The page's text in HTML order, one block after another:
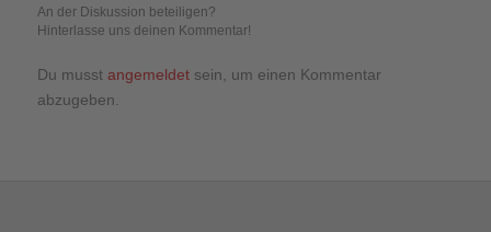
An der Diskussion beteiligen?
Hinterlasse uns deinen Kommentar!
Du musst angemeldetsein, um einen Kommentar
abzugeben.